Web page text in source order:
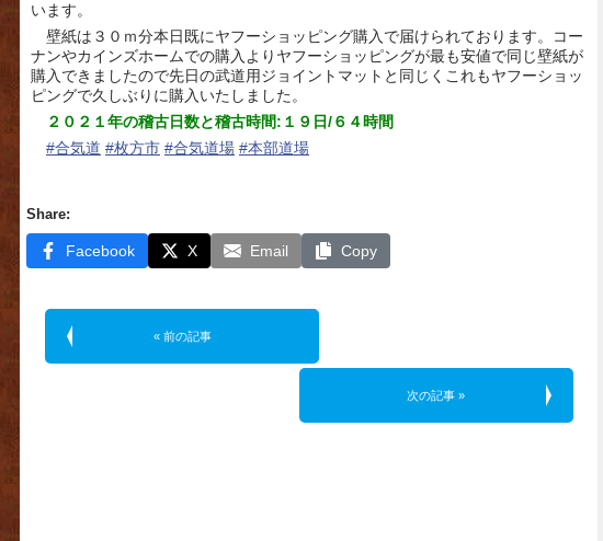
います。
壁紙は３０ｍ分本日既にヤフーショッピング購入で届けられております。コー
ナンやカインズホームでの購入よりヤフーショッピングが最も安値で同じ壁紙が
購入できましたので先日の武道用ジョイントマットと同じくこれもヤフーショッ
ピングで久しぶりに購入いたしました。
２０２１年の稽古日数と稽古時間:１９日/６４時間
#合気道 #枚方市 #合気道場 #本部道場
Share:
Facebook X Email Copy
« 前の記事
次の記事 »